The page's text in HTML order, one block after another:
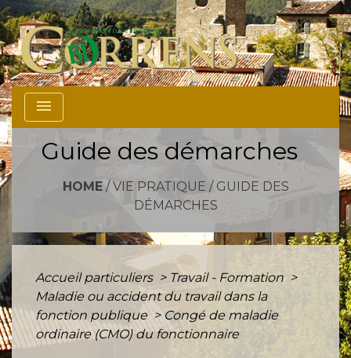
menu
Guide des démarches
HOME/ VIE PRATIQUE / GUIDE DES
DÉMARCHES
Accueil particuliers > Travail - Formation >
Maladie ou accident du travail dans la
fonction publique> Congé de maladie
ordinaire (CMO) du fonctionnaire